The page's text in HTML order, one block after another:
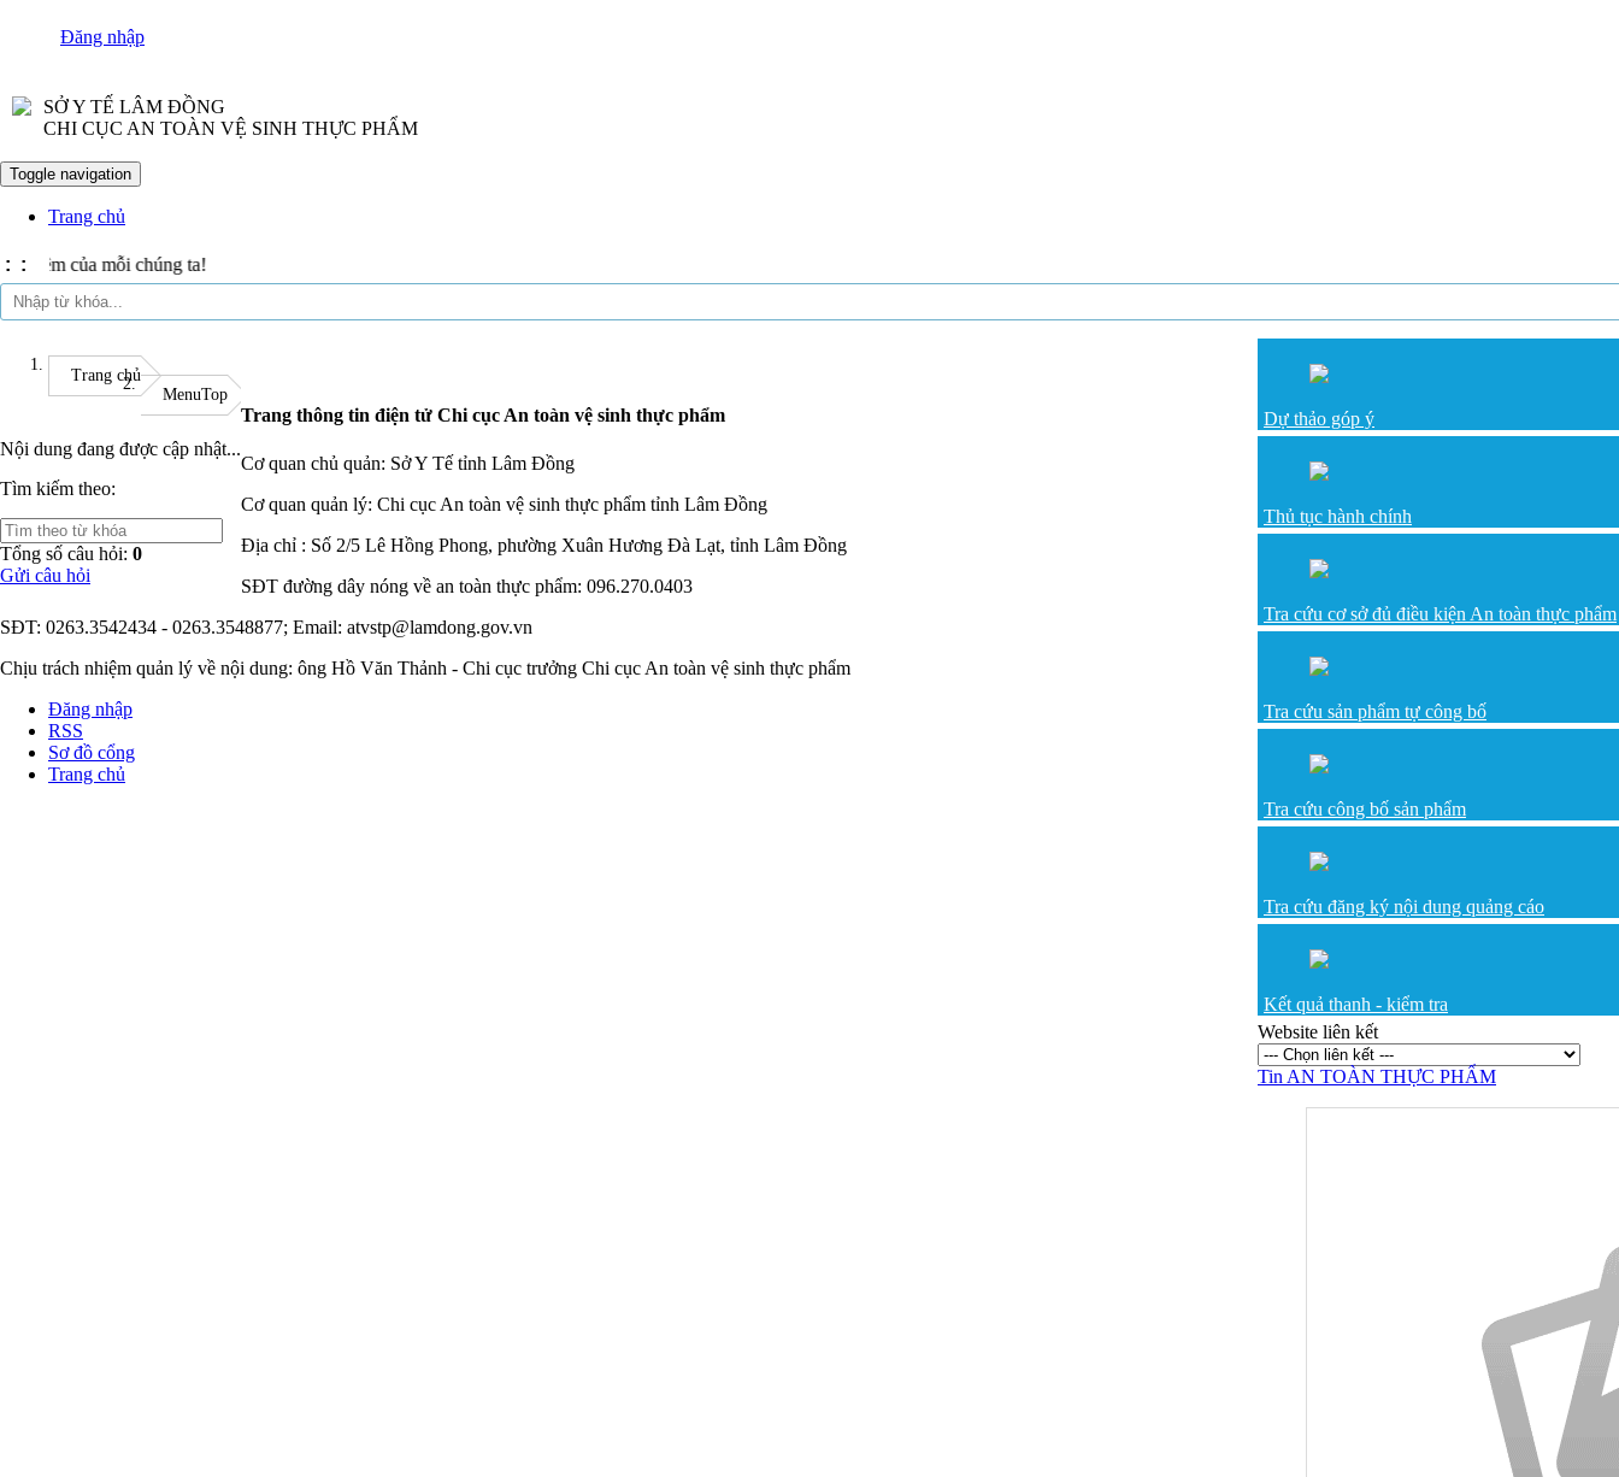
Đăng nhập
SỞ Y TẾ LÂM ĐỒNG
CHI CỤC AN TOÀN VỆ SINH THỰC PHẨM
Toggle navigation
Trang chủ
: : mỗi chúng ta!
Trang chủ
MenuTop
Nội dung đang được cập nhật...
Tìm kiếm theo:
Tổng số câu hỏi: 0
Gửi câu hỏi
Dự thảo góp ý
Thủ tục hành chính
Tra cứu cơ sở đủ điều kiện An toàn thực phẩm
Tra cứu sản phẩm tự công bố
Tra cứu công bố sản phẩm
Tra cứu đăng ký nội dung quảng cáo
Kết quả thanh - kiểm tra
Website liên kết
Tin AN TOÀN THỰC PHẨM
Trang thông tin điện tử Chi cục An toàn vệ sinh thực phẩm
Cơ quan chủ quản: Sở Y Tế tỉnh Lâm Đồng
Cơ quan quản lý: Chi cục An toàn vệ sinh thực phẩm tỉnh Lâm Đồng
Địa chỉ : Số 2/5 Lê Hồng Phong, phường Xuân Hương Đà Lạt, tỉnh Lâm Đồng
SĐT đường dây nóng về an toàn thực phẩm: 096.270.0403
SĐT: 0263.3542434 - 0263.3548877; Email: atvstp@lamdong.gov.vn
Chịu trách nhiệm quản lý về nội dung: ông Hồ Văn Thảnh - Chi cục trưởng Chi cục An toàn vệ sinh thực phẩm
Đăng nhập
RSS
Sơ đồ cổng
Trang chủ